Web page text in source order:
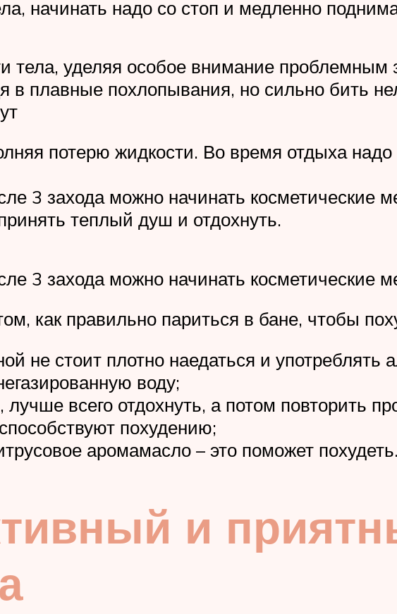
начинать надо со стоп и медленно
тела, уделяя особое внимание проблемным
в плавные похлопывания, но сильно бить
потерю жидкости. Во время отдыха надо
3 захода можно начинать косметические
теплый душ и отдохнуть.
3 захода можно начинать косметические
как правильно париться в бане, чтобы
не стоит плотно наедаться и употреблять
воду;
лучше всего отдохнуть, а потом повторить
похудению;
аромамасло – это поможет похудеть.
и